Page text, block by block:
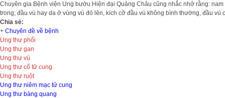
Chuyên gia Bệnh viện Ung bướu Hiện đại Quảng Châu cũng nhắc nhở rằng:
trong; đầu vú hay da ở vùng vú đỏ lên, kích cỡ đầu vú không bình thường, đầu vú
Chia sẻ:
+ Chuyên đề về bệnh
Ung thư phổi
Ung thư gan
Ung thư vú
Ung thư cổ tử cung
Ung thư ruột
Ung thư niêm mạc tử cung
Ung thư bàng quang